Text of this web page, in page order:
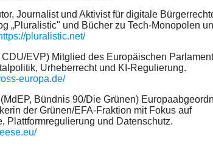
Journalist und Aktivist für digitale
„Pluralistic" und Bücher zu Tech-Monopolen
pluralistic.net/
CDU/EVP) Mitglied des Europäischen
Urheberrecht und KI-Regulierung.
europa.de/
Bündnis 90/Die Grünen)
der Grünen/EFA-Fraktion mit Fokus auf
Plattformregulierung und Datenschutz.